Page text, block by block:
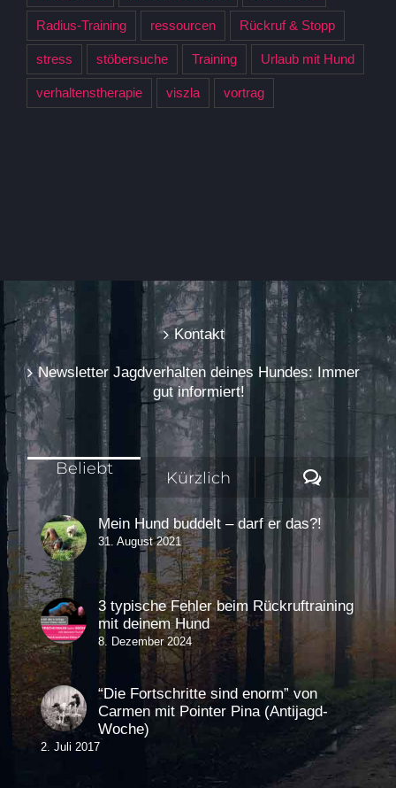
Radius-Training ressourcen Rückruf & Stopp
stress stöbersuche Training Urlaub mit Hund
verhaltenstherapie viszla vortrag
Kontakt
Newsletter Jagdverhalten deines Hundes: Immer
gut informiert!
Beliebt Kürzlich
Mein Hund buddelt – darf er das?!
31. August 2021
3 typische Fehler beim Rückruftraining
mit deinem Hund
8. Dezember 2024
“Die Fortschritte sind enorm” von
Carmen mit Pointer Pina (Antijagd-
Woche)
2. Juli 2017